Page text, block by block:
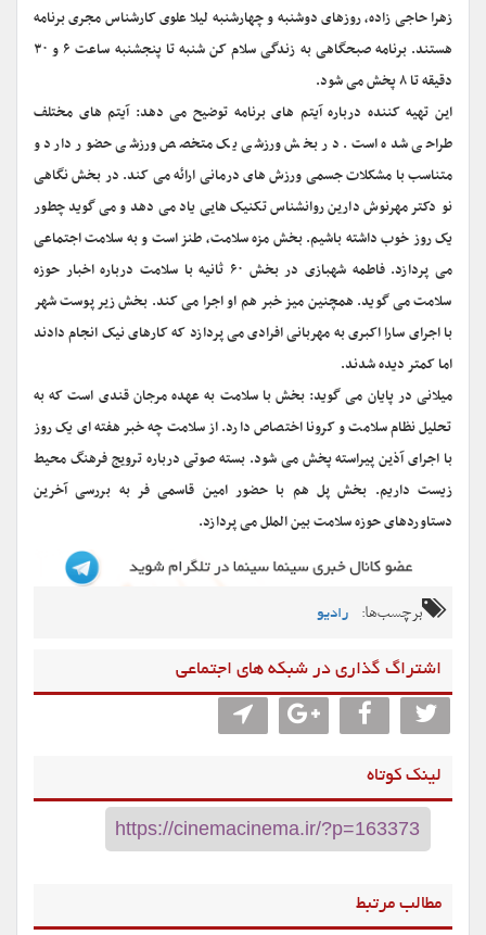
زهرا حاجی زاده، روزهای دوشنبه و چهارشنبه لیلا علوی کارشناس مجری برنامه
هستند. برنامه صبحگاهی به زندگی سلام کن شنبه تا پنجشنبه ساعت ۶ و ۳۰
دقیقه تا ۸ پخش می شود.
این تهیه کننده درباره آیتم های برنامه توضیح می دهد: آیتم های مختلف
طراحی شده است. در بخش ورزشی یک متخصص ورزشی حضور دارد و
متناسب با مشکلات جسمی ورزش های درمانی ارائه می کند. در بخش نگاهی
نو دکتر مهرنوش دارین روانشناس تکنیک هایی یاد می دهد و می گوید چطور
یک روز خوب داشته باشیم. بخش مزه سلامت، طنز است و به سلامت اجتماعی
می پردازد. فاطمه شهبازی در بخش ۶۰ ثانیه با سلامت درباره اخبار حوزه
سلامت می گوید. همچنین میز خبر هم او اجرا می کند. بخش زیر پوست شهر
با اجرای سارا اکبری به مهربانی افرادی می پردازد که کارهای نیک انجام دادند
اما کمتر دیده شدند.
میلانی در پایان می گوید: بخش با سلامت به عهده مرجان قندی است که به
تحلیل نظام سلامت و کرونا اختصاص دارد. از سلامت چه خبر هفته ای یک روز
با اجرای آذین پیراسته پخش می شود. بسته صوتی درباره ترویج فرهنگ محیط
زیست داریم. بخش پل هم با حضور امین قاسمی فر به بررسی آخرین
دستاوردهای حوزه سلامت بین الملل می پردازد.
برچسب‌ها: رادیو
اشتراگ گذاری در شبکه های اجتماعی
لینک کوتاه
مطالب مرتبط